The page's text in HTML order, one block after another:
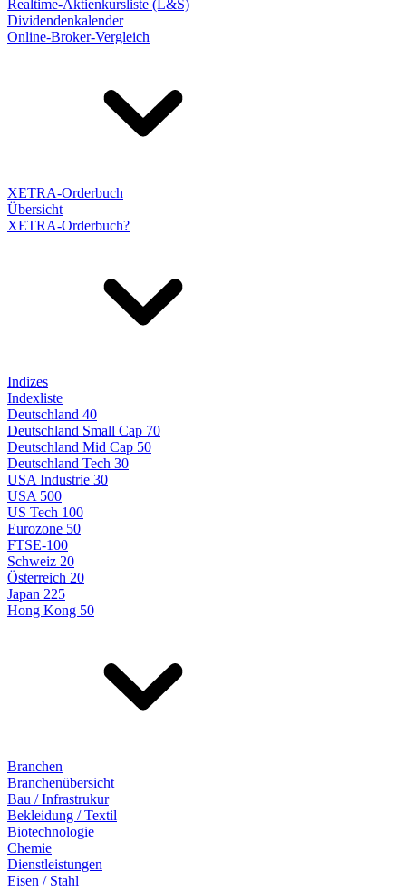
Realtime-Aktienkursliste (L&S)
Dividendenkalender
Online-Broker-Vergleich
XETRA-Orderbuch
Übersicht
XETRA-Orderbuch?
Indizes
Indexliste
Deutschland 40
Deutschland Small Cap 70
Deutschland Mid Cap 50
Deutschland Tech 30
USA Industrie 30
USA 500
US Tech 100
Eurozone 50
FTSE-100
Schweiz 20
Österreich 20
Japan 225
Hong Kong 50
Branchen
Branchenübersicht
Bau / Infrastrukur
Bekleidung / Textil
Biotechnologie
Chemie
Dienstleistungen
Eisen / Stahl